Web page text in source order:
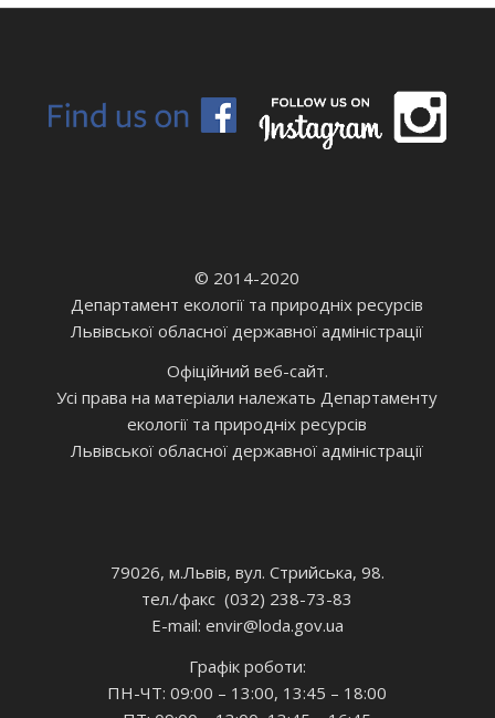
© 2014-2020
Департамент екології та природніх ресурсів
Львівської обласної державної адміністрації
Офіційний веб-сайт.
Усі права на матеріали належать Департаменту
екології та природніх ресурсів
Львівської обласної державної адміністрації
79026, м.Львів, вул. Стрийська, 98.
тел./факс (032) 238-73-83
E-mail: envir@loda.gov.ua
Графік роботи:
ПН-ЧТ: 09:00 – 13:00, 13:45 – 18:00